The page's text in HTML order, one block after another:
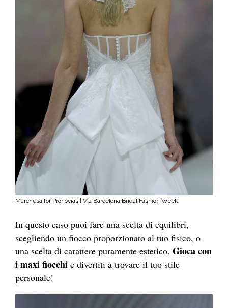
Marchesa for Pronovias | Via Barcelona Bridal Fashion Week
In questo caso puoi fare una scelta di equilibri,
scegliendo un fiocco proporzionato al tuo fisico, o
una scelta di carattere puramente estetico. Gioca con
i maxi fiocchi e divertiti a trovare il tuo stile
personale!